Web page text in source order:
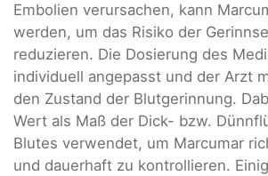
Embolien verursachen, kann
werden, um das Risiko der
reduzieren. Die Dosierung des
individuell angepasst und der Arzt
den Zustand der Blutgerinnung.
Wert als Maß der Dick- bzw.
Blutes verwendet, um Marcumar
und dauerhaft zu kontrollieren.